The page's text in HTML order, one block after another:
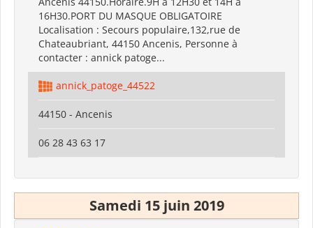
16H30.PORT DU MASQUE OBLIGATOIRE
Localisation : Secours populaire,132,rue de
Chateaubriant, 44150 Ancenis, Personne à
contacter : annick patoge...
annick_patoge_44522
44150 - Ancenis
06 28 43 63 17
Samedi 15 juin 2019